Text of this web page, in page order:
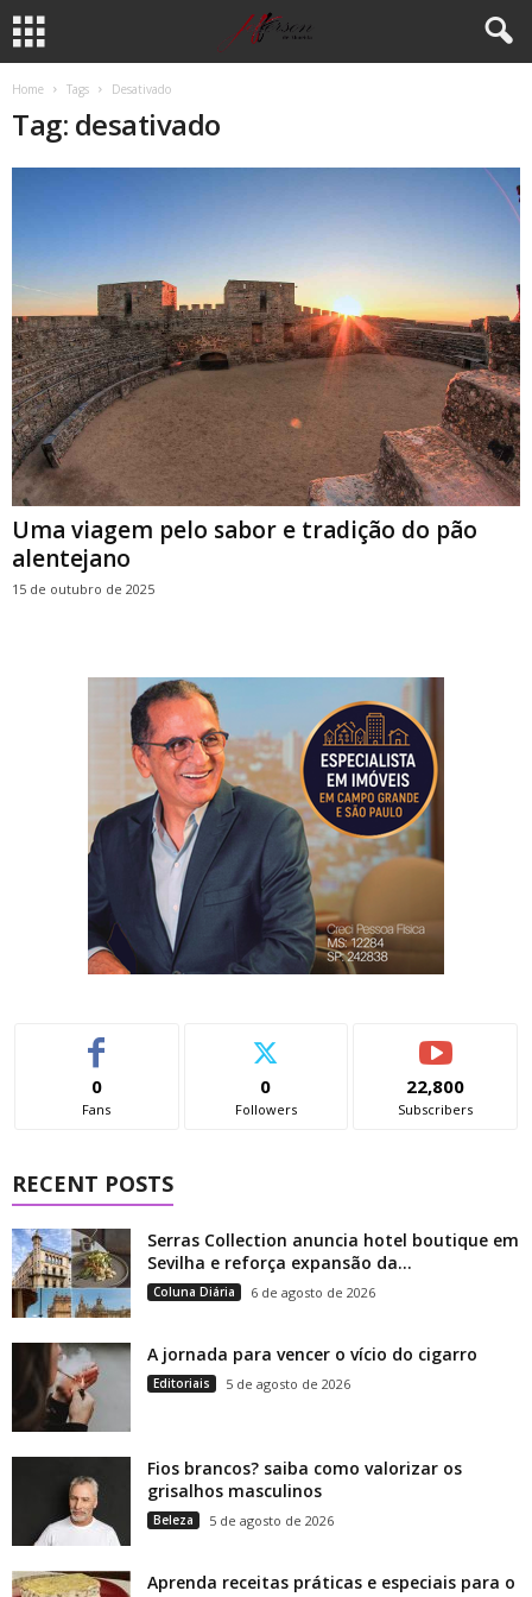
Home Tags Desativado
Tag: desativado
Uma viagem pelo sabor e tradição do pão
alentejano
15 de outubro de 2025
0
Fans
0
Followers
22,800
Subscribers
RECENT POSTS
Serras Collection anuncia hotel boutique em
Sevilha e reforça expansão da...
Coluna Diária 6 de agosto de 2026
A jornada para vencer o vício do cigarro
Editoriais 5 de agosto de 2026
Fios brancos? saiba como valorizar os
grisalhos masculinos
Beleza 5 de agosto de 2026
Aprenda receitas práticas e especiais para o